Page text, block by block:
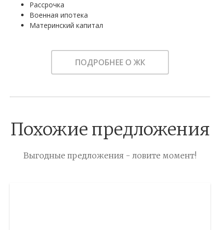
Рассрочка
Военная ипотека
Материнский капитал
ПОДРОБНЕЕ О ЖК
Похожие предложения
Выгодные предложения - ловите момент!